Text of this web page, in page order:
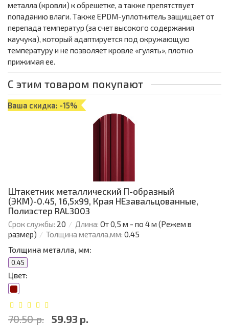
металла (кровли) к обрешетке, а также препятствует
попаданию влаги. Также ЕРDМ-уплотнитель защищает от
перепада температур (за счет высокого содержания
каучука), который адаптируется под окружающую
температуру и не позволяет кровле «гулять», плотно
прижимая ее.
С этим товаром покупают
Ваша скидка: -15%
Штакетник металлический П-образный
(ЭКМ)-0.45, 16,5х99, Края НЕзавальцованные,
Полиэстер RAL3003
Срок службы: 20 Длина: От 0,5 м - по 4 м (Режем в
размер)
Толщина металла,мм: 0.45
Толщина металла, мм:
0.45
Цвет:
70.50 р. 59.93 р.